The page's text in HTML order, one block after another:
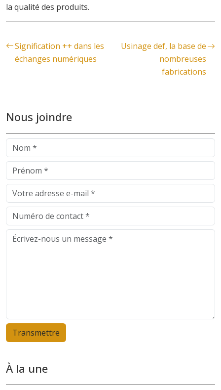
la qualité des produits.
Signification ++ dans les
échanges numériques
Usinage def, la base de
nombreuses
fabrications
Nous joindre
À la une